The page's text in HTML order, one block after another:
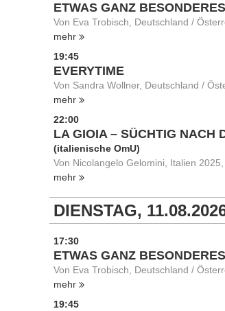
ETWAS GANZ BESONDERES
Von Eva Trobisch, Deutschland /
mehr
19:45
EVERYTIME
Von Sandra Wollner, Deutschland /
mehr
22:00
LA GIOIA – SÜCHTIG NACH
(italienische OmU)
Von Nicolangelo Gelomini, Italien 2025,
mehr
DIENSTAG,
17:30
ETWAS GANZ BESONDERES
Von Eva Trobisch, Deutschland /
mehr
19:45